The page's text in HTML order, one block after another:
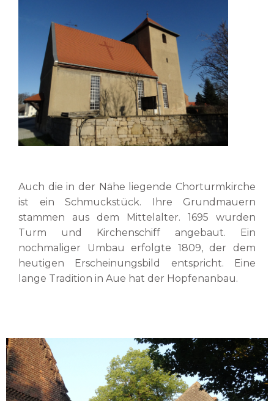
Auch die in der Nähe liegende Chorturmkirche
ist ein Schmuckstück. Ihre Grundmauern
stammen aus dem Mittelalter. 1695 wurden
Turm und Kirchenschiff angebaut. Ein
nochmaliger Umbau erfolgte 1809, der dem
heutigen Erscheinungsbild entspricht. Eine
lange Tradition in Aue hat der Hopfenanbau.